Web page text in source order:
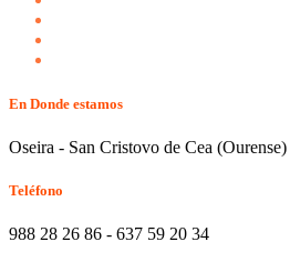
En Donde estamos
Oseira - San Cristovo de Cea (Ourense)
Teléfono
988 28 26 86 - 637 59 20 34